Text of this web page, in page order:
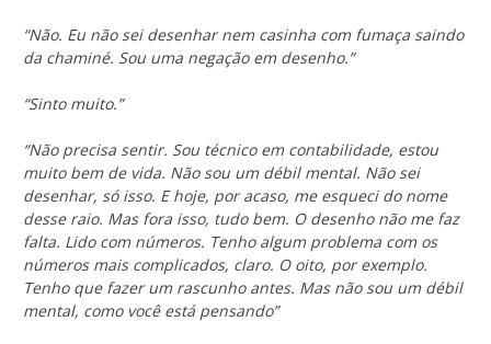
“Não. Eu não sei desenhar nem casinha com fumaça saindo
da chaminé. Sou uma negação em desenho.”
“Sinto muito.”
“Não precisa sentir. Sou técnico em contabilidade, estou
muito bem de vida. Não sou um débil mental. Não sei
desenhar, só isso. E hoje, por acaso, me esqueci do nome
desse raio. Mas fora isso, tudo bem. O desenho não me faz
falta. Lido com números. Tenho algum problema com os
números mais complicados, claro. O oito, por exemplo.
Tenho que fazer um rascunho antes. Mas não sou um débil
mental, como você está pensando”